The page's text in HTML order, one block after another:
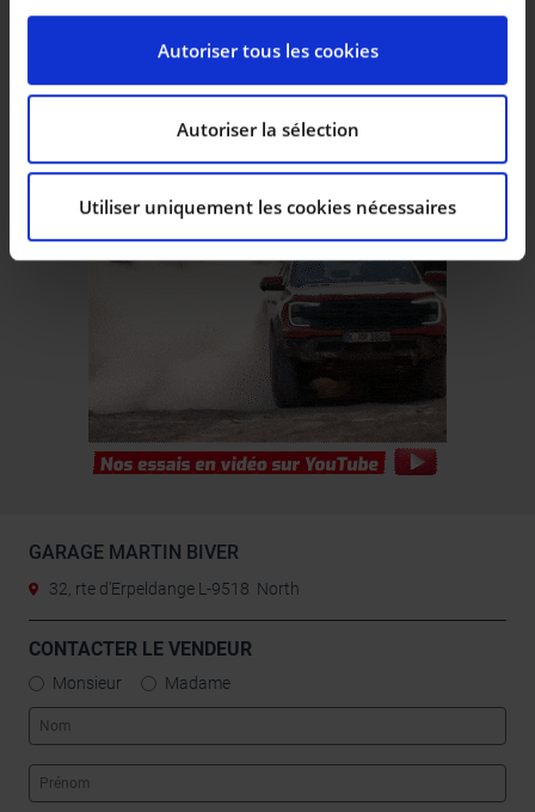
spécifiques (empreintes digitales).
Pour en savoir plus sur le traitement de vos données
personnelles et définir vos préférences, reportez-vous
à lasection « Détails ». Vous pouvez modifier ou
retirer votre consentement à tout moment à partir de
Les cookies nous permettent de personnaliser le
contenu et les annonces, d’offrir des fonctionnalités
relatives aux médias sociaux et d’analyser notre trafic.
Nous partageons également des informations sur
l’utilisation de notre site avec nos partenaires de
médias sociaux, de publicité et d’analyse, qui peuvent
combiner celles-ci avec d’autres informations que vous
leur avez fournies ou qu’ils ont collectées lors de votre
utilisation de leurs services.
Autoriser tous les cookies
Autoriser la sélection
Utiliser uniquement les cookies nécessaires
GARAGE MARTIN BIVER
32, rte d'Erpeldange L-9518 North
CONTACTER LE VENDEUR
Monsieur Madame